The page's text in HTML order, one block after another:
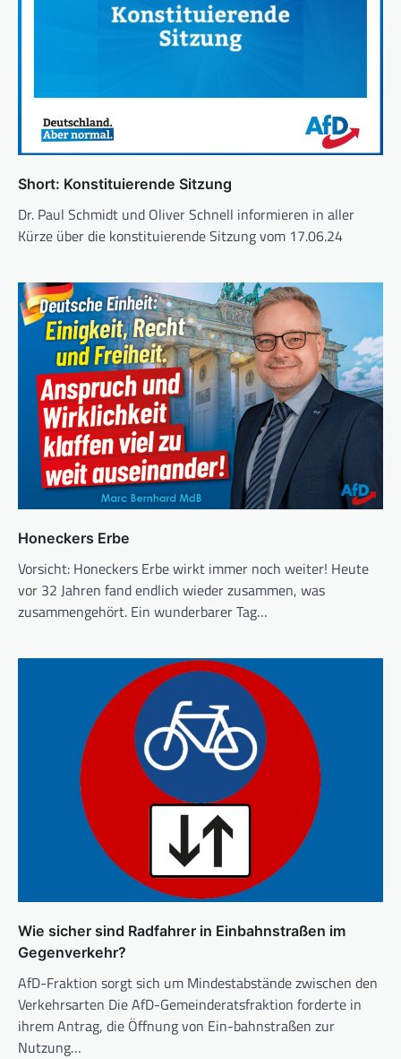
Short: Konstituierende Sitzung
Dr. Paul Schmidt und Oliver Schnell informieren in aller
Kürze über die konstituierende Sitzung vom 17.06.24
Honeckers Erbe
Vorsicht: Honeckers Erbe wirkt immer noch weiter! Heute
vor 32 Jahren fand endlich wieder zusammen, was
zusammengehört. Ein wunderbarer Tag…
Wie sicher sind Radfahrer in Einbahnstraßen im
Gegenverkehr?
AfD-Fraktion sorgt sich um Mindestabstände zwischen den
Verkehrsarten Die AfD-Gemeinderatsfraktion forderte in
ihrem Antrag, die Öffnung von Ein-bahnstraßen zur
Nutzung…